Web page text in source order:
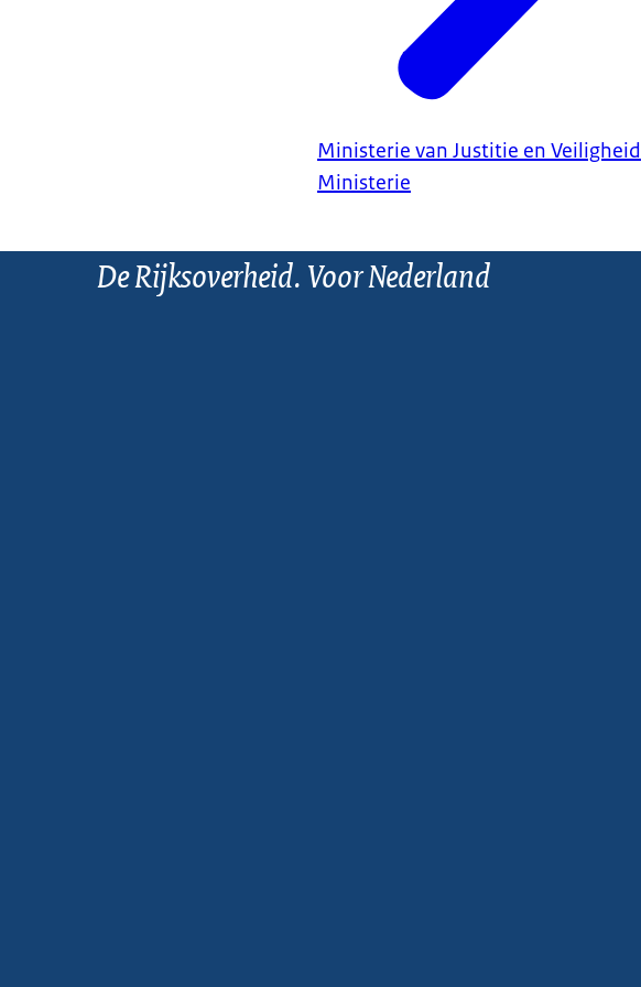
Ministerie van Justitie en Veiligheid
Ministerie
De Rijksoverheid. Voor Nederland